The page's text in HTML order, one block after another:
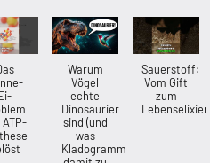
Warum
Vögel
echte
Dinosaurier
sind (und
was
Kladogramme
Sauerstoff:
Vom Gift
zum
Lebenselixier